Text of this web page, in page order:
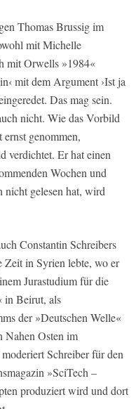
Thomas Brussig im
mit Michelle
mit Orwells »1984«
mit dem Argument ›Ist ja
Das mag sein.
nicht. Wie das Vorbild
genommen,
verdichtet. Er hat einen
Wochen und
gelesen hat, wird
Constantin Schreibers
Zeit in Syrien lebte, wo er
Jurastudium für die
in Beirut, als
der »Deutschen Welle«
Nahen Osten im
Schreiber für den
»SciTech –
produziert wird und dort